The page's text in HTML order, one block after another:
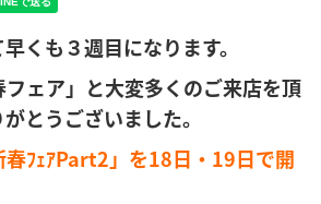
くも３週目になります。
フェア」と大変多くのご来店を頂
とうございました。
春ﾌｪｱPart2」を18日・19日で開